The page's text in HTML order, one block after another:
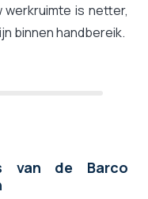
werkruimte is netter,
binnen handbereik.
van de Barco